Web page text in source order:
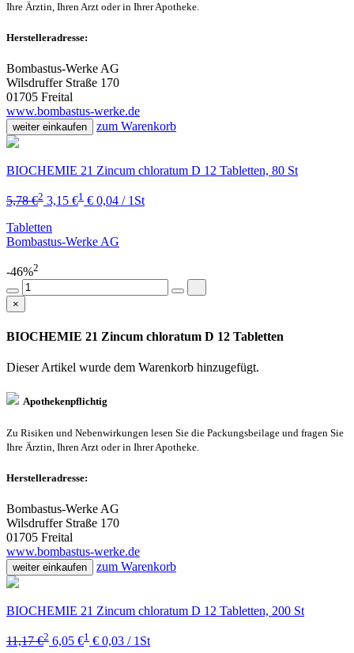
Ihre Ärztin, Ihren Arzt oder in Ihrer Apotheke.
Herstelleradresse:
Bombastus-Werke AG
Wilsdruffer Straße 170
01705 Freital
www.bombastus-werke.de
weiter einkaufen zum Warenkorb
BIOCHEMIE 21 Zincum chloratum D 12 Tabletten, 80 St
5,78 €2 3,15 €1 € 0,04 / 1St
Tabletten
Bombastus-Werke AG
-46%2
×
BIOCHEMIE 21 Zincum chloratum D 12 Tabletten
Dieser Artikel wurde dem Warenkorb hinzugefügt.
Apothekenpflichtig
Zu Risiken und Nebenwirkungen lesen Sie die Packungsbeilage und fragen Sie
Ihre Ärztin, Ihren Arzt oder in Ihrer Apotheke.
Herstelleradresse:
Bombastus-Werke AG
Wilsdruffer Straße 170
01705 Freital
www.bombastus-werke.de
weiter einkaufen zum Warenkorb
BIOCHEMIE 21 Zincum chloratum D 12 Tabletten, 200 St
11,17 €2 6,05 €1 € 0,03 / 1St